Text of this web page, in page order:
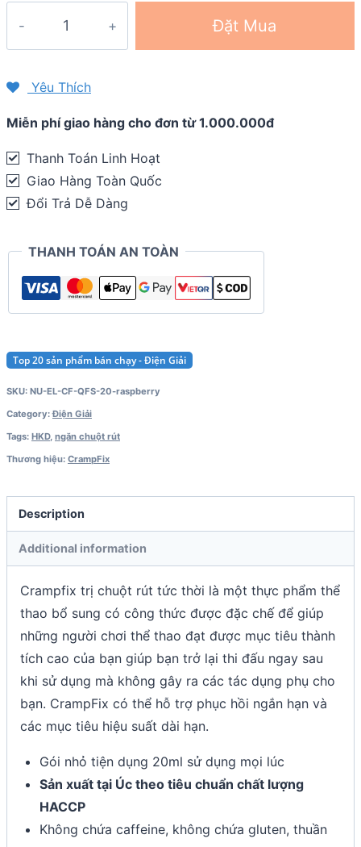
chuột
tức
thời
CrampFix
Quickfit
quantity
Đặt Mua
Yêu Thích
Miễn phí giao hàng cho đơn từ 1.000.000đ
Thanh Toán Linh Hoạt
Giao Hàng Toàn Quốc
Đổi Trả Dễ Dàng
THANH TOÁN AN TOÀN
Top 20 sản phẩm bán chạy - Điện Giải
SKU: NU-EL-CF-QFS-20-raspberry
Category:Điện Giải
Tags: HKD, ngăn chuột rút
Thương hiệu: CrampFix
Description
Additional information
Crampfix trị chuột rút tức thời là một thực phẩm thể
thao bổ sung có công thức được đặc chế để giúp
những người chơi thể thao đạt được mục tiêu thành
tích cao của bạn giúp bạn trở lại thi đấu ngay sau
khi sử dụng mà không gây ra các tác dụng phụ cho
bạn. CrampFix có thể hỗ trợ phục hồi ngắn hạn và
các mục tiêu hiệu suất dài hạn.
Gói nhỏ tiện dụng 20ml sử dụng mọi lúc
Sản xuất tại Úc theo tiêu chuẩn chất lượng
HACCP
Không chứa caffeine, không chứa gluten, thuần